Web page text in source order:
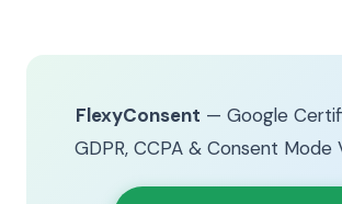
FlexyConsent — Google
GDPR, CCPA & Consent Mode